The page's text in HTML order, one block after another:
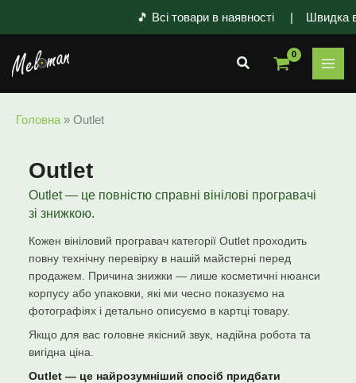
🎵 Всі товари в наявності | Швидка
Пошук
Головна » Outlet
Outlet
Outlet — це повністю справні вінілові програвачі
зі знижкою.
Кожен вініловий програвач категорії Outlet проходить
повну технічну перевірку в нашій майстерні перед
продажем. Причина знижки — лише косметичні нюанси
корпусу або упаковки, які ми чесно показуємо на
фотографіях і детально описуємо в картці товару.
Якщо для вас головне якісний звук, надійна робота та
вигідна ціна.
Outlet — це найрозумніший спосіб придбати